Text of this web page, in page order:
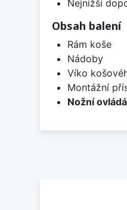
Nejnižší
Obsah balení
Rám koše
Nádoby
Víko
Montážní
Nožní